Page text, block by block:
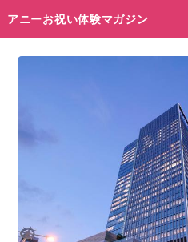
アニーお祝い体験マガジン